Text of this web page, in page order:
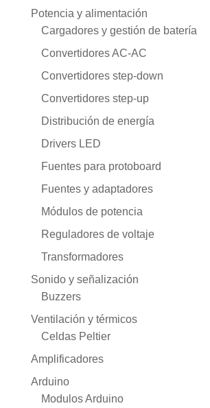
Potencia y alimentación
Cargadores y gestión de batería
Convertidores AC-AC
Convertidores step-down
Convertidores step-up
Distribución de energía
Drivers LED
Fuentes para protoboard
Fuentes y adaptadores
Módulos de potencia
Reguladores de voltaje
Transformadores
Sonido y señalización
Buzzers
Ventilación y térmicos
Celdas Peltier
Amplificadores
Arduino
Modulos Arduino